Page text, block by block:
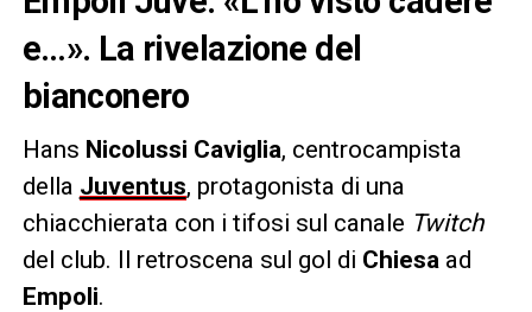
e…». La rivelazione del
bianconero
Hans Nicolussi Caviglia, centrocampista
della Juventus, protagonista di una
chiacchierata con i tifosi sul canale Twitch
del club. Il retroscena sul gol di Chiesa ad
Empoli.